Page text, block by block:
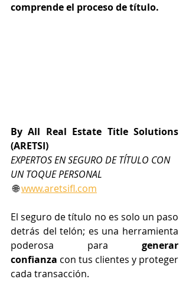
comprende el proceso de título.
By All Real Estate Title Solutions
(ARETSI)
EXPERTOS EN SEGURO DE TÍTULO CON
UN TOQUE PERSONAL
🌐 www.aretsifl.com
El seguro de título no es solo un paso
detrás del telón; es una herramienta
poderosa para generar
confianza con tus clientes y proteger
cada transacción.